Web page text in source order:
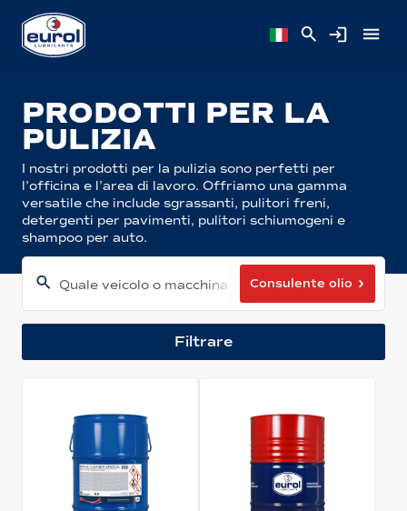
PRODOTTI PER LA
PULIZIA
I nostri prodotti per la pulizia sono perfetti per
l’officina e l’area di lavoro. Offriamo una gamma
versatile che include sgrassanti, pulitori freni,
detergenti per pavimenti, pulitori schiumogeni e
shampoo per auto.
Quale veicolo o macchina hai?Consulente olio
Filtrare